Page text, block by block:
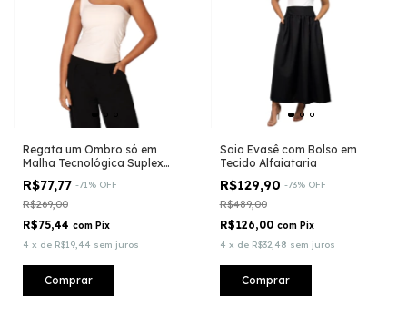
Regata um Ombro só em
Malha Tecnológica Suplex
bojo removível
R$77,77 -71% OFF
R$269,00
R$75,44 com Pix
4 x de R$19,44 sem juros
Comprar
Saia Evasê com Bolso em
Tecido Alfaiataria
R$129,90 -73% OFF
R$489,00
R$126,00 com Pix
4 x de R$32,48 sem juros
Comprar